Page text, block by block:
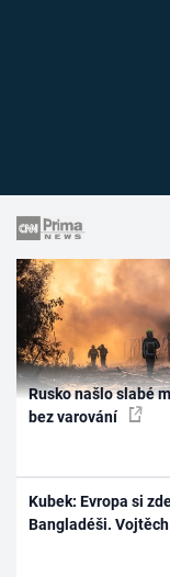
Rusko našlo slabé
bez varování
Kubek: Evropa si
Bangladéši.